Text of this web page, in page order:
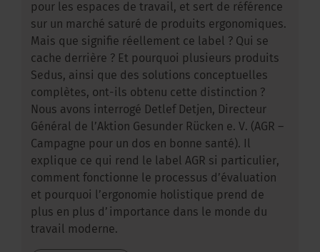
pour les espaces de travail, et sert de référence
sur un marché saturé de produits ergonomiques.
Mais que signifie réellement ce label ? Qui se
cache derrière ? Et pourquoi plusieurs produits
Sedus, ainsi que des solutions conceptuelles
complètes, ont-ils obtenu cette distinction ?
Nous avons interrogé Detlef Detjen, Directeur
Général de l’Aktion Gesunder Rücken e. V. (AGR –
Campagne pour un dos en bonne santé). Il
explique ce qui rend le label AGR si particulier,
comment fonctionne le processus d’évaluation
et pourquoi l’ergonomie holistique prend de
plus en plus d’importance dans le monde du
travail moderne.